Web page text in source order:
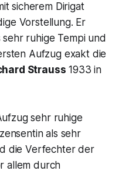
sicherem Dirigat
Vorstellung. Er
ruhige Tempi und
Aufzug exakt die
Strauss 1933 in
sehr ruhige
als sehr
die Verfechter der
allem durch